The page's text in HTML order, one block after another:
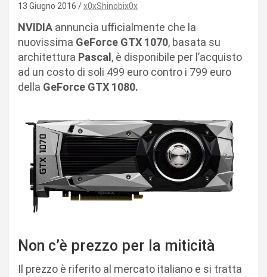
13 Giugno 2016 x0xShinobix0x
NVIDIA annuncia ufficialmente che la
nuovissima GeForce GTX 1070, basata su
architettura Pascal, è disponibile per l’acquisto
ad un costo di soli 499 euro contro i 799 euro
della GeForce GTX 1080.
Non c’è prezzo per la miticità
Il prezzo è riferito al mercato italiano e si tratta